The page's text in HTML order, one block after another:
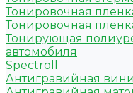
Тонировочная
Тонировочная
Тонирующая
автомобиля
Spectroll
Антигравийная